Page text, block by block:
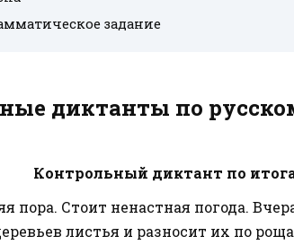
задание
диктанты по
Контрольный диктант по
пора. Стоит ненастная погода.
листья и разносит их по